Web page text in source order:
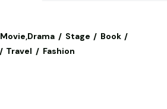
Movie,Drama Stage
Book
Travel Fashion